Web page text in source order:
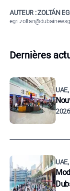
AUTEUR : ZOLTÁN
Dernières